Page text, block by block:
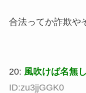
合法ってか詐欺や
20: 風吹けば名無し
ID:zu3jjGGK0